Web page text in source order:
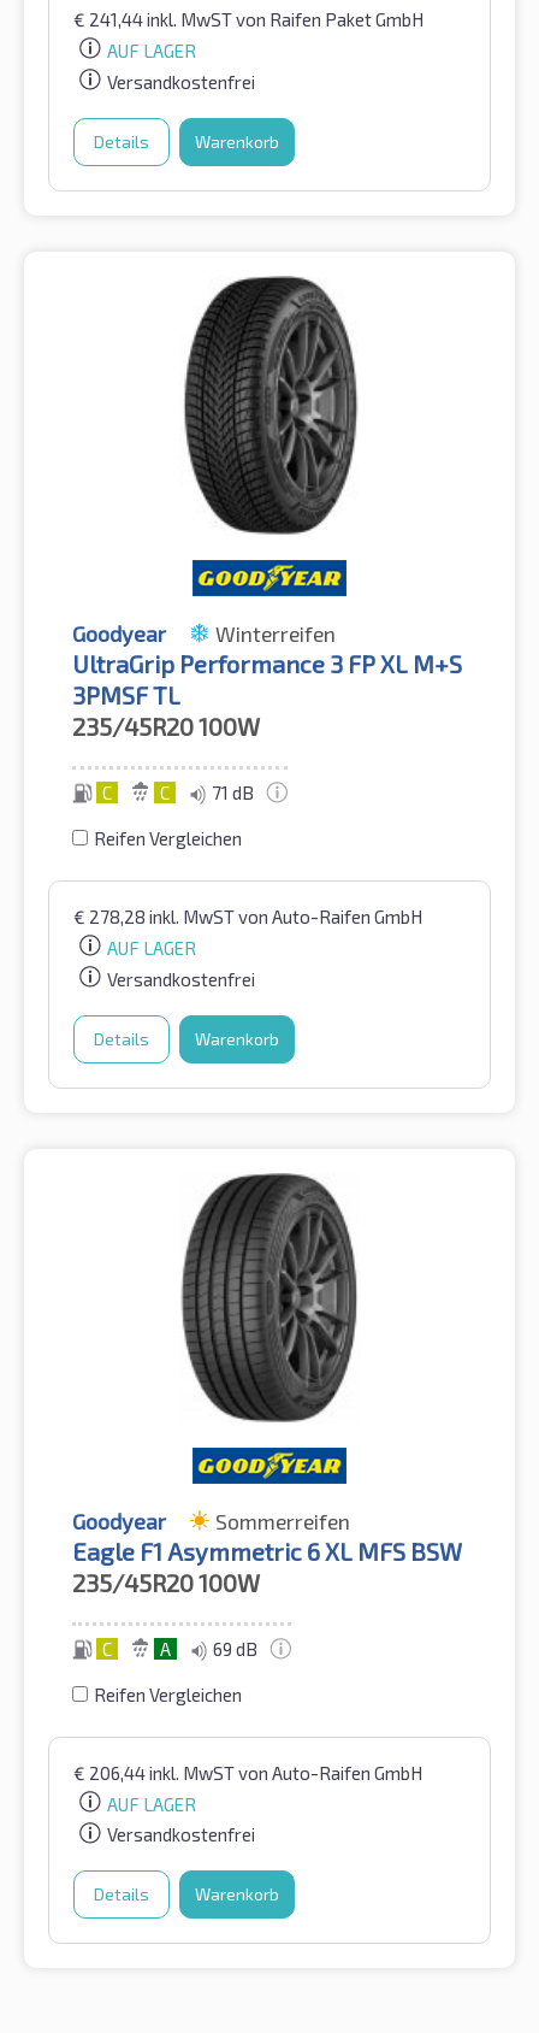
€ 241,44inkl. MwSTvon Raifen Paket GmbH
AUF LAGER
Versandkostenfrei
Details Warenkorb
Goodyear Winterreifen
UltraGrip Performance 3 FP XL M+S
3PMSF TL
235/45R20100W
C C 71 dB
Reifen Vergleichen
€ 278,28 inkl. MwSTvon Auto-Raifen GmbH
AUF LAGER
Versandkostenfrei
Details Warenkorb
Goodyear Sommerreifen
Eagle F1 Asymmetric 6 XL MFS BSW
235/45R20100W
C A 69 dB
Reifen Vergleichen
€ 206,44inkl. MwSTvon Auto-Raifen GmbH
AUF LAGER
Versandkostenfrei
Details Warenkorb